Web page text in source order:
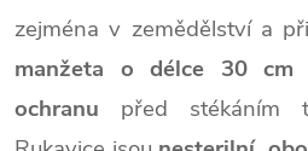
zejména v zemědělství a
manžeta o délce 30 cm
ochranu před stékáním